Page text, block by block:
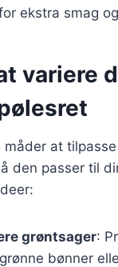
ekstra smag
variere
måder at
den passer til
grøntsager:
bønner